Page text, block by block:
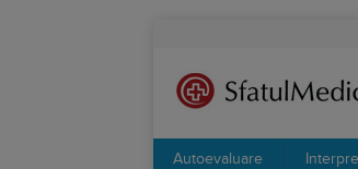
Autoevaluare